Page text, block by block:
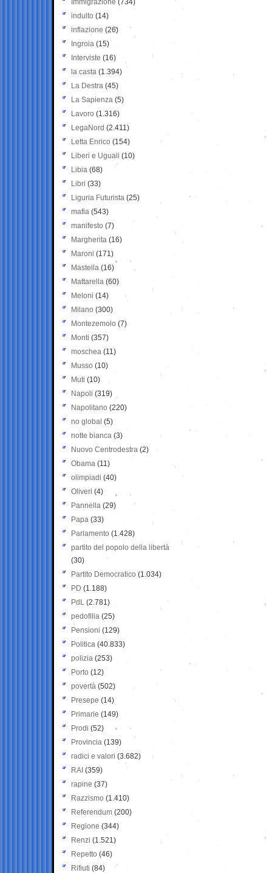
Immigrazione (734)
indulto (14)
inflazione (26)
Ingroia (15)
Interviste (16)
la casta (1.394)
La Destra (45)
La Sapienza (5)
Lavoro (1.316)
LegaNord (2.411)
Letta Enrico (154)
Liberi e Uguali (10)
Libia (68)
Libri (33)
Liguria Futurista (25)
mafia (543)
manifesto (7)
Margherita (16)
Maroni (171)
Mastella (16)
Mattarella (60)
Meloni (14)
Milano (300)
Montezemolo (7)
Monti (357)
moschea (11)
Musso (10)
Muti (10)
Napoli (319)
Napolitano (220)
no global (5)
notte bianca (3)
Nuovo Centrodestra (2)
Obama (11)
olimpiadi (40)
Oliveri (4)
Pannella (29)
Papa (33)
Parlamento (1.428)
partito del popolo della libertà
(30)
Partito Democratico (1.034)
PD (1.188)
PdL (2.781)
pedofilia (25)
Pensioni (129)
Politica (40.833)
polizia (253)
Porto (12)
povertà (502)
Presepe (14)
Primarie (149)
Prodi (52)
Provincia (139)
radici e valori (3.682)
RAI (359)
rapine (37)
Razzismo (1.410)
Referendum (200)
Regione (344)
Renzi (1.521)
Repetto (46)
Rifiuti (84)